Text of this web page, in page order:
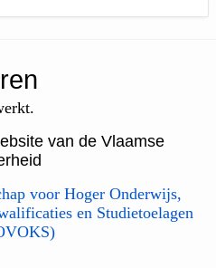
van de Vlaamse
voor Hoger Onderwijs,
en Studietoelagen